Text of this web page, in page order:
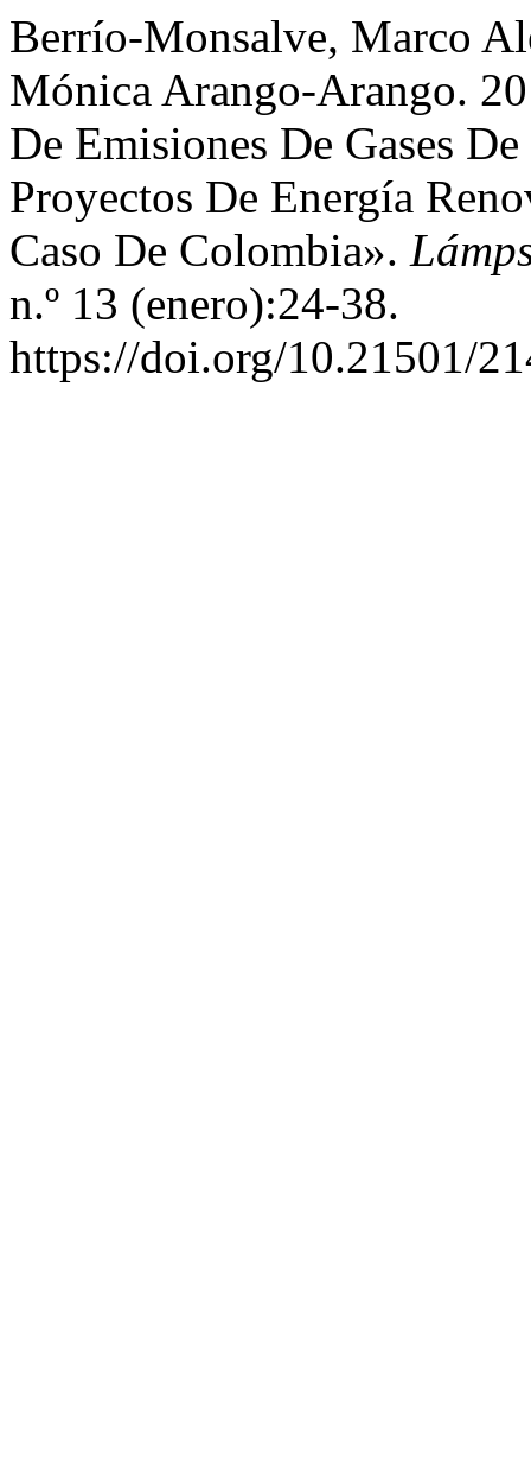
Berrío-Monsalve, Marco
Mónica Arango-Arango.
De Emisiones De Gases
Proyectos De Energía
Caso De Colombia».
n.º 13 (enero):24-38.
https://doi.org/10.21501/